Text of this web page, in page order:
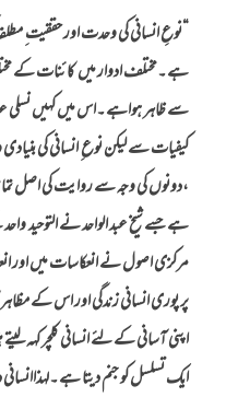
“نوعِ انسانی کی وحدت اور حققیت
ہے ۔مختلف ادوار میں کائنات کے
سے ظاہر ہواہے ۔اس میں کہیں
کیفیات سے لیکن نوع ِ انسانی کی
،دونوں کی وجہ سے روایت کی اصل
ہے جسے شیخ عبد الواحد نے التوحید
مرکزی اصول نے انعکاسات میں اور
پر پوری انسانی زندگی اور اس کے
اپنی آسانی کے لئے انسانی کلچر کہہ
ایک تسلسل کو جنم دیتا ہے